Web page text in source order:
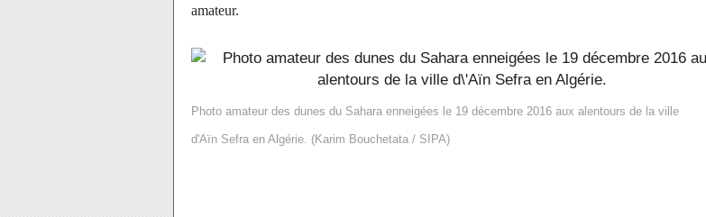
amateur.
Photo amateur des dunes du Sahara enneigées le 19 décembre 2016 aux alentours de la ville
d'Aïn Sefra en Algérie. (Karim Bouchetata / SIPA)